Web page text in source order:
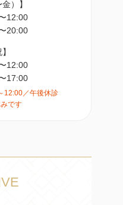
）】
12:00
20:00
12:00
17:00
／午後休診
です